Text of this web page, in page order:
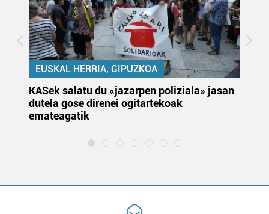
EUSKAL HERRIA, GIPUZKOA
KASek salatu du «jazarpen poliziala» jasan
dutela gose direnei ogitartekoak
emateagatik